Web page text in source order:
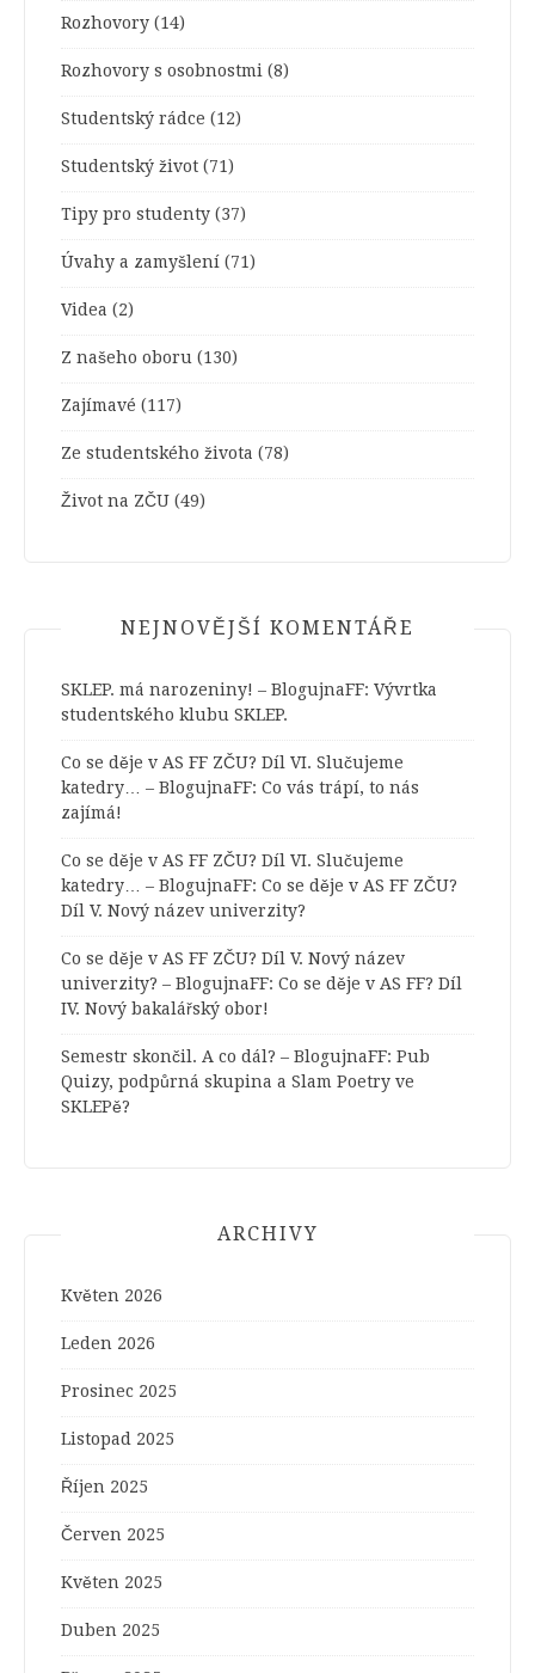
Rozhovory (14)
Rozhovory s osobnostmi (8)
Studentský rádce (12)
Studentský život (71)
Tipy pro studenty (37)
Úvahy a zamyšlení (71)
Videa (2)
Z našeho oboru (130)
Zajímavé (117)
Ze studentského života (78)
Život na ZČU (49)
NEJNOVĚJŠÍ KOMENTÁŘE
SKLEP. má narozeniny! – BlogujnaFF: Vývrtka
studentského klubu SKLEP.
Co se děje v AS FF ZČU? Díl VI. Slučujeme
katedry… – BlogujnaFF: Co vás trápí, to nás
zajímá!
Co se děje v AS FF ZČU? Díl VI. Slučujeme
katedry… – BlogujnaFF: Co se děje v AS FF ZČU?
Díl V. Nový název univerzity?
Co se děje v AS FF ZČU? Díl V. Nový název
univerzity? – BlogujnaFF: Co se děje v AS FF? Díl
IV. Nový bakalářský obor!
Semestr skončil. A co dál? – BlogujnaFF: Pub
Quizy, podpůrná skupina a Slam Poetry ve
SKLEPě?
ARCHIVY
Květen 2026
Leden 2026
Prosinec 2025
Listopad 2025
Říjen 2025
Červen 2025
Květen 2025
Duben 2025